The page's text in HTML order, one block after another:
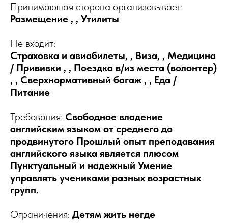
Принимающая сторона организовывает:
Размещение , , Утилиты
Не входит:
Страховка и авиабилеты, , Виза, , Медицина
/ Прививки , , Поездка в/из места (волонтер)
, , Сверхнормативный багаж , , Еда /
Питание
Требования: Свободное владение
английским языком от среднего до
продвинутого Прошлый опыт преподавания
английского языка является плюсом
Пунктуальный и надежный Умение
управлять учениками разных возрастных
групп.
Ограничения: Детям жить негде